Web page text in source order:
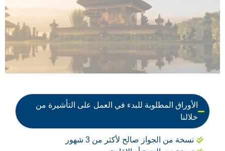
الأوراق المطلوبة للبدء في العمل على التأشيرة من
خلالنا
نسخة من الجواز صالح لأكثر من 3 شهور